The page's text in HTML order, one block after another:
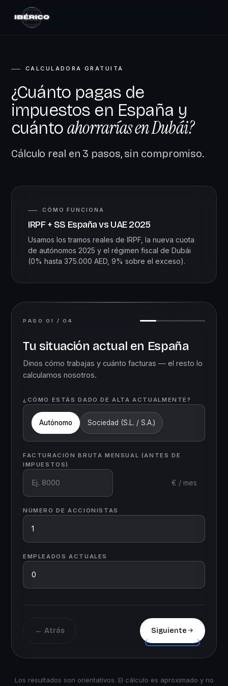
CALCULADORA GRATUITA
¿Cuánto pagas de
impuestos en España y
cuántoahorrarías en Dubái?
Cálculo real en 3 pasos, sin compromiso.
CÓMO FUNCIONA
IRPF + SS España vs UAE 2025
Usamos los tramos reales de IRPF, la nueva cuota
de autónomos 2025 y el régimen fiscal de Dubái
(0% hasta 375.000 AED, 9% sobre el exceso).
PASO 01 / 04
Tu situación actual en España
Dinos cómo trabajas y cuánto facturas — el resto lo
calculamos nosotros.
¿CÓMO ESTÁS DADO DE ALTA ACTUALMENTE?
Autónomo Sociedad (S.L. / S.A.)
FACTURACIÓN BRUTA MENSUAL (ANTES DE
IMPUESTOS)
€ / mes
NÚMERO DE ACCIONISTAS
EMPLEADOS ACTUALES
← Atrás Siguiente
Los resultados son orientativos. El cálculo es aproximado y no